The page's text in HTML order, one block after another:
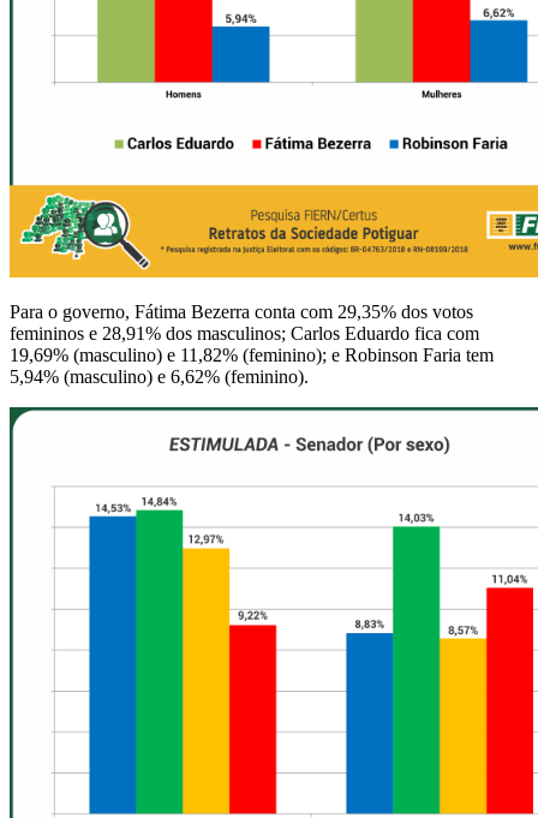
Para o governo, Fátima Bezerra conta com 29,35% dos votos
femininos e 28,91% dos masculinos; Carlos Eduardo fica com
19,69% (masculino) e 11,82% (feminino); e Robinson Faria tem
5,94% (masculino) e 6,62% (feminino).